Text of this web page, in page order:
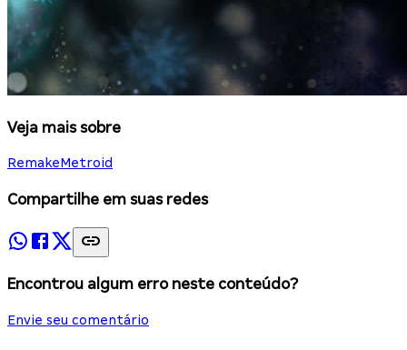
Veja mais sobre
RemakeMetroid
Compartilhe em suas redes
Encontrou algum erro neste conteúdo?
Envie seu comentário